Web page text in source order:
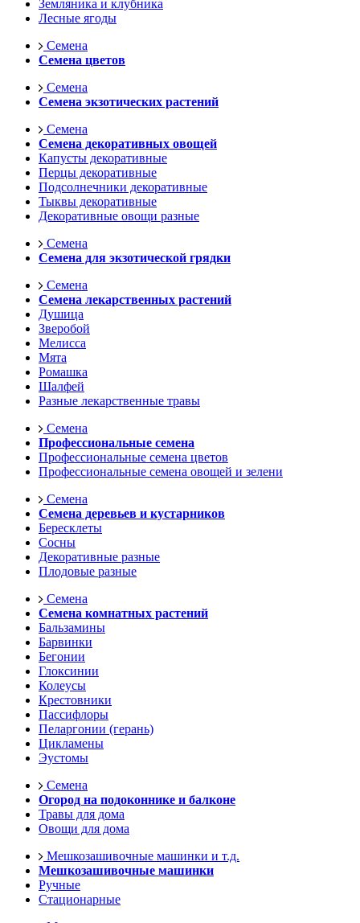
Земляника и клубника
Лесные ягоды
Семена
Семена цветов
Семена
Семена экзотических растений
Семена
Семена декоративных овощей
Капусты декоративные
Перцы декоративные
Подсолнечники декоративные
Тыквы декоративные
Декоративные овощи разные
Семена
Семена для экзотической грядки
Семена
Семена лекарственных растений
Душица
Зверобой
Мелисса
Мята
Ромашка
Шалфей
Разные лекарственные травы
Семена
Профессиональные семена
Профессиональные семена цветов
Профессиональные семена овощей и зелени
Семена
Семена деревьев и кустарников
Бересклеты
Сосны
Декоративные разные
Плодовые разные
Семена
Семена комнатных растений
Бальзамины
Барвинки
Бегонии
Глоксинии
Колеусы
Крестовники
Пассифлоры
Пеларгонии (герань)
Цикламены
Эустомы
Семена
Огород на подоконнике и балконе
Травы для дома
Овощи для дома
Мешкозашивочные машинки и т.д.
Мешкозашивочные машинки
Ручные
Стационарные